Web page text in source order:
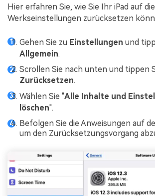
Hier erfahren Sie, wie Sie Ihr iPad auf die
Werkseinstellungen zurücksetzen
Gehen Sie zu Einstellungen und
Allgemein.
Scrollen Sie nach unten und tippen
Zurücksetzen.
Wählen Sie "Alle Inhalte und
löschen".
Befolgen Sie die Anweisungen auf
um den Zurücksetzungsvorgang